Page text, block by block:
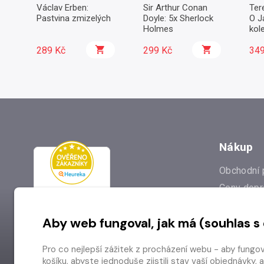
Václav Erben:
Pastvina zmizelých
289 Kč
Sir Arthur Conan
Doyle: 5x Sherlock
Holmes
299 Kč
O
Nákup
Obchodní
Ceny
Prodejna
Aby web fungoval, jak má (souhlas
Pro co nejlepší zážitek z procházení webu - aby
košíku, abyste jednoduše zjistili stav vaší objednávky,